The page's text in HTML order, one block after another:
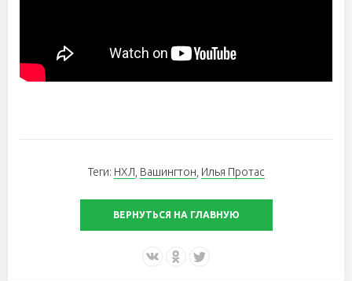
Теги: НХЛ Вашингтон Илья Протас
ВЕРНУТЬСЯ НА ГЛАВНУЮ